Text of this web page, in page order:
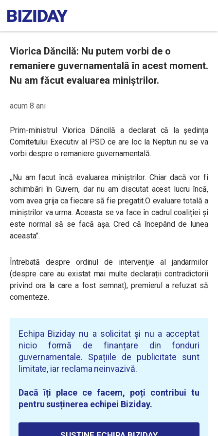
Viorica Dăncilă: Nu putem vorbi de o
remaniere guvernamentală în acest moment.
Nu am făcut evaluarea miniștrilor.
acum 8 ani
Prim-ministrul Viorica Dăncilă a declarat că la ședința
Comitetului Executiv al PSD ce are loc la Neptun nu se va
vorbi despre o remaniere guvernamentală.
,,Nu am facut încă evaluarea miniștrilor. Chiar dacă vor fi
schimbări în Guvern, dar nu am discutat acest lucru încă,
vom avea grija ca fiecare să fie pregatit.O evaluare totală a
miniștrilor va urma. Aceasta se va face în cadrul coaliției și
este normal să se facă așa. Cred că începând de lunea
aceasta”.
Întrebată despre ordinul de intervenție al jandarmilor
(despre care au existat mai multe declarații contradictorii
privind ora la care a fost semnat), premierul a refuzat să
comenteze.
Echipa Biziday nu a solicitat și nu a acceptat
nicio formă de finanțare din fonduri
guvernamentale. Spațiile de publicitate sunt
limitate, iar reclama neinvazivă.
Dacă îți place ce facem, poți contribui tu
pentru susținerea echipei Biziday.